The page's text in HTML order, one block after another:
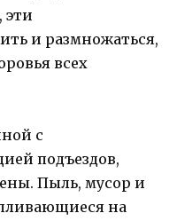
эти
и размножаться,
всех
с
подъездов,
Пыль, мусор и
на